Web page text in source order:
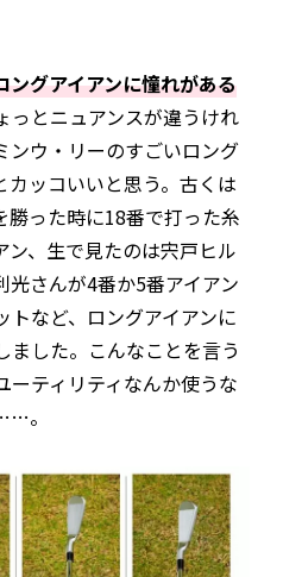
ングアイアンに憧れがある
っとニュアンスが違うけれ
ンウ・リーのすごいロング
ッコいいと思う。古くは
勝った時に18番で打った糸
、生で見たのは宍戸ヒル
光さんが4番か5番アイアン
など、ロングアイアンに
した。こんなことを言う
ーティリティなんか使うな
。